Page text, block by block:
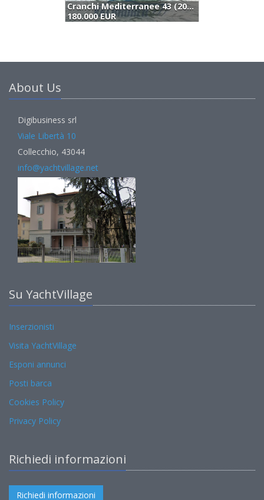
Cranchi Mediterranee 43 (2008)
180.000 EUR
About Us
Digibusiness srl
Viale Libertà 10
Collecchio, 43044
info@yachtvillage.net
Su YachtVillage
Inserzionisti
Visita YachtVillage
Esponi annunci
Posti barca
Cookies Policy
Privacy Policy
Richiedi informazioni
Richiedi informazioni